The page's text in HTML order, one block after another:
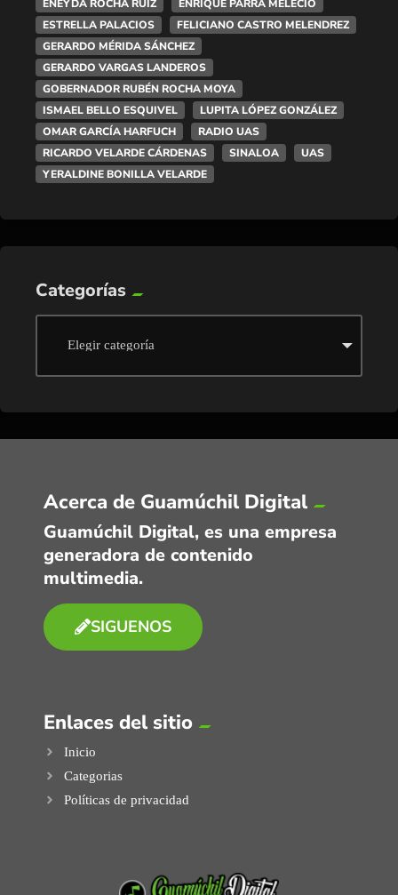
ENEYDA ROCHA RUIZ
ENRIQUE PARRA MELECIO
ESTRELLA PALACIOS
FELICIANO CASTRO MELENDREZ
GERARDO MÉRIDA SÁNCHEZ
GERARDO VARGAS LANDEROS
GOBERNADOR RUBÉN ROCHA MOYA
ISMAEL BELLO ESQUIVEL
LUPITA LÓPEZ GONZÁLEZ
OMAR GARCÍA HARFUCH
RADIO UAS
RICARDO VELARDE CÁRDENAS
SINALOA
UAS
YERALDINE BONILLA VELARDE
Categorías
Acerca de Guamúchil Digital
Guamúchil Digital, es una empresa
generadora de contenido
multimedia.
SIGUENOS
Enlaces del sitio
Inicio
Categorias
Políticas de privacidad